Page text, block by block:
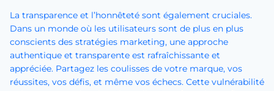
La transparence et l’honnêteté sont également cruciales.
Dans un monde où les utilisateurs sont de plus en plus
conscients des stratégies marketing, une approche
authentique et transparente est rafraîchissante et
appréciée. Partagez les coulisses de votre marque, vos
réussites, vos défis, et même vos échecs. Cette vulnérabilité